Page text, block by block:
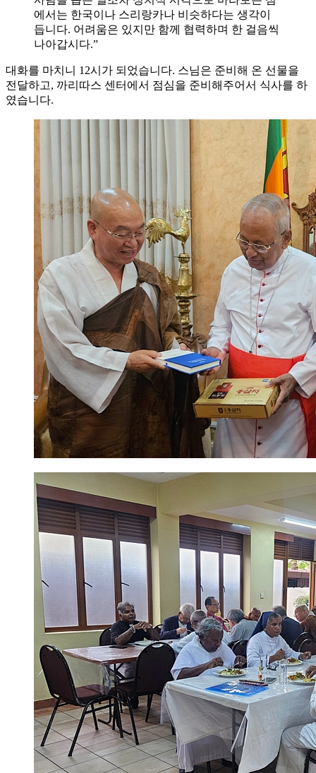
에서는 한국이나 스리랑카나 비슷하다는 생각이
듭니다. 어려움은 있지만 함께 협력하며 한 걸음씩
나아갑시다.”
대화를 마치니 12시가 되었습니다. 스님은 준비해 온 선물을
전달하고, 까리따스 센터에서 점심을 준비해주어서 식사를 하
였습니다.